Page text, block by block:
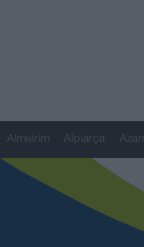
Almeirim Alpiarça